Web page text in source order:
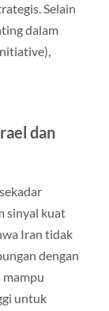
Selain
dalam
dan
sinyal kuat
Iran tidak
dengan
mampu
untuk